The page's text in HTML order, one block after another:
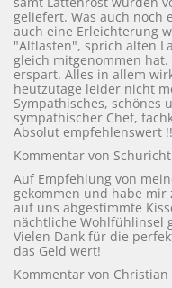
geliefert. Was auch noch
auch eine Erleichterung
"Altlasten", sprich alten
gleich mitgenommen
erspart. Alles in allem
heutzutage leider nicht
Sympathisches, schönes
sympathischer Chef,
Absolut empfehlenswert
Kommentar von
Auf Empfehlung von
gekommen und habe mir
auf uns abgestimmte
nächtliche Wohlfühlinsel
Vielen Dank für die
das Geld wert!
Kommentar von Christian